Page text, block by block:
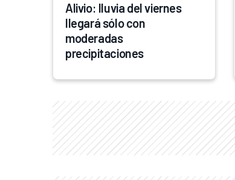
Alivio: lluvia del viernes
llegará sólo con
moderadas
precipitaciones